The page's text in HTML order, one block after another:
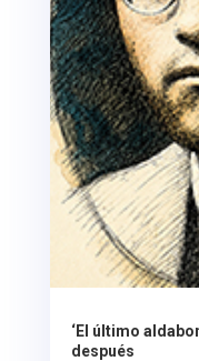
‘El último
después